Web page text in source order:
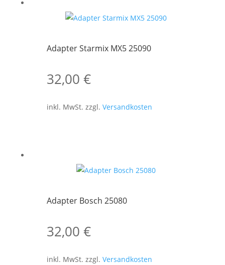
Adapter Starmix MX5 25090
32,00€
inkl. MwSt. zzgl.Versandkosten
Adapter Bosch 25080
32,00€
inkl. MwSt. zzgl.Versandkosten